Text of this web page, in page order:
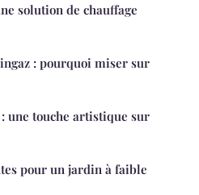
solution de chauffage
: pourquoi miser sur
une touche artistique sur
pour un jardin à faible